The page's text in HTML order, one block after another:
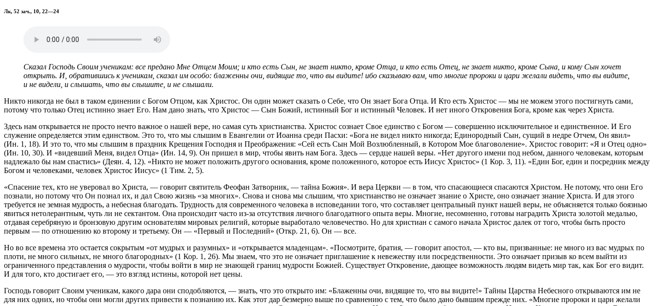
Лк, 52 зач., 10, 22—24
Сказал Господь Своим ученикам: все предано Мне Отцем Моим; и кто есть Сын, не знает никто, кроме Отца, и кто есть Отец, не знает никто, кроме Сына, и кому Сын хочет
открыть. И, обратившись к ученикам, сказал им особо: блаженны очи, видящие то, что вы видите! ибо сказываю вам, что многие пророки и цари желали видеть, что вы видите,
и не видели, и слышать, что вы слышите, и не слышали.
Никто никогда не был в таком единении с Богом Отцом, как Христос. Он один может сказать о Себе, что Он знает Бога Отца. И Кто есть Христос — мы не можем этого постигнуть сами,
потому что только Отец истинно знает Его. Нам дано знать, что Христос — Сын Божий, истинный Бог и истинный Человек. И нет иного Откровения Бога, кроме как через Христа.
Здесь нам открывается не просто нечто важное о нашей вере, но самая суть христианства. Христос сознает Свое единство с Богом — совершенно исключительное и единственное. И Его
служение определяется этим единством. Это то, что мы слышим в Евангелии от Иоанна среди Пасхи: «Бога не видел никто никогда; Единородный Сын, сущий в недре Отчем, Он явил»
(Ин. 1, 18). И это то, что мы слышим в праздник Крещения Господня и Преображения: «Сей есть Сын Мой Возлюбленный, в Котором Мое благоволение». Христос говорит: «Я и Отец одно»
(Ин. 10, 30). И «видевший Меня, видел Отца» (Ин. 14, 9). Он пришел в мир, чтобы явить нам Бога. Здесь — сердце нашей веры. «Нет другого имени под небом, данного человекам, которым
надлежало бы нам спастись» (Деян. 4, 12). «Никто не может положить другого основания, кроме положенного, которое есть Иисус Христос» (1 Кор. 3, 11). «Един Бог, един и посредник между
Богом и человеками, человек Христос Иисус» (1 Тим. 2, 5).
«Спасение тех, кто не уверовал во Христа, — говорит святитель Феофан Затворник, — тайна Божия». И вера Церкви — в том, что спасающиеся спасаются Христом. Не потому, что они Его
познали, но потому что Он познал их, и дал Свою жизнь «за многих». Снова и снова мы слышим, что христианство не означает знание о Христе, оно означает знание Христа. И для этого
требуется не земная мудрость, а небесная благодать. Трудность для современного человека в исповедании того, что составляет центральный пункт нашей веры, не объясняется только боязнью
явиться нетолерантным, чуть ли не сектантом. Она происходит часто из-за отсутствия личного благодатного опыта веры. Многие, несомненно, готовы наградить Христа золотой медалью,
отдавая серебряную и бронзовую другим основателям мировых религий, которые выработало человечество. Но для христиан с самого начала Христос далек от того, чтобы быть просто
первым — по отношению ко второму и третьему. Он — «Первый и Последний» (Откр. 21, 6). Он — все.
Но во все времена это остается сокрытым «от мудрых и разумных» и «открывается младенцам». «Посмотрите, братия, — говорит апостол, — кто вы, призванные: не много из вас мудрых по
плоти, не много сильных, не много благородных» (1 Кор. 1, 26). Мы знаем, что это не означает приглашение к невежеству или посредственности. Это означает призыв ко всем выйти из
ограниченного представления о мудрости, чтобы войти в мир не знающей границ мудрости Божией. Существует Откровение, дающее возможность людям видеть мир так, как Бог его видит.
И для того, кто достигает его, — это взгляд истины, которой нет цены.
Господь говорит Своим ученикам, какого дара они сподобляются, — знать, что это открыто им: «Блаженны очи, видящие то, что вы видите!» Тайны Царства Небесного открываются им не
для них одних, но чтобы они могли других привести к познанию их. Как этот дар безмерно выше по сравнению с тем, что было дано бывшим прежде них. «Многие пророки и цари желали